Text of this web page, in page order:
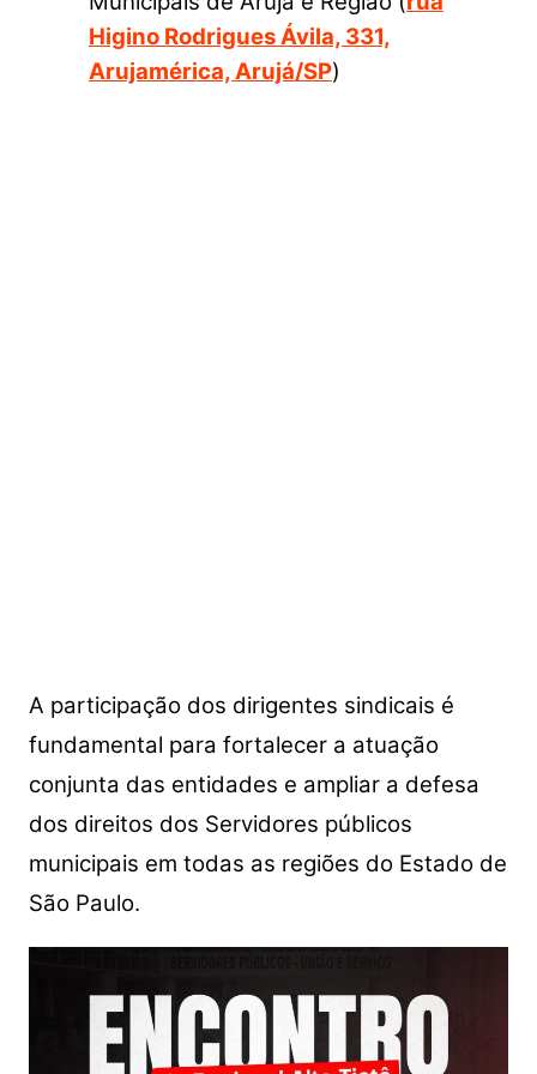
Higino Rodrigues Ávila, 331,
Arujamérica, Arujá/SP)
A participação dos dirigentes sindicais é
fundamental para fortalecer a atuação
conjunta das entidades e ampliar a defesa
dos direitos dos Servidores públicos
municipais em todas as regiões do Estado de
São Paulo.